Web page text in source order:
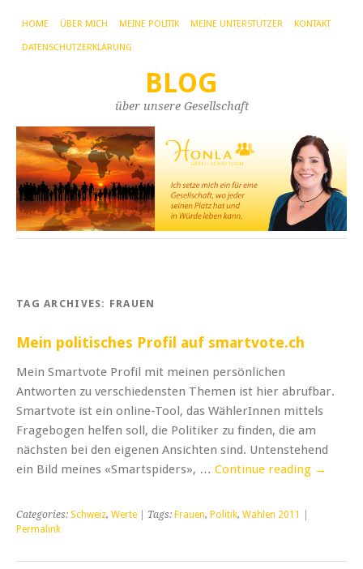
HOME ÜBER MICH MEINE POLITIK MEINE UNTERSTÜTZER KONTAKT
DATENSCHUTZERKLÄRUNG
BLOG
über unsere Gesellschaft
TAG ARCHIVES: FRAUEN
Mein politisches Profil auf smartvote.ch
Mein Smartvote Profil mit meinen persönlichen
Antworten zu verschiedensten Themen ist hier abrufbar.
Smartvote ist ein online-Tool, das WählerInnen mittels
Fragebogen helfen soll, die Politiker zu finden, die am
nächsten bei den eigenen Ansichten sind. Untenstehend
ein Bild meines «Smartspiders», … Continue reading →
Categories: Schweiz, Werte | Tags: Frauen, Politik, Wahlen 2011
Permalink